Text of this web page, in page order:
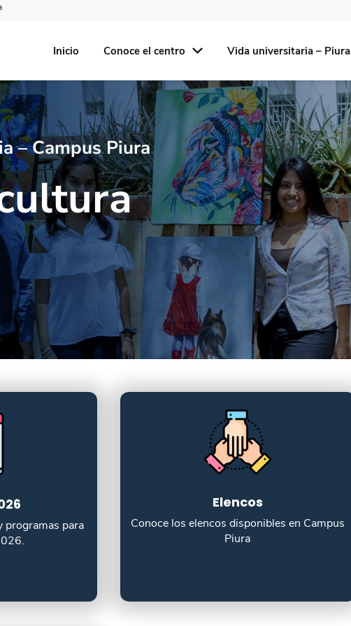
Inicio Conoce el centro Vida universitaria – Piura
– Campus Piura
programas para
Elencos
Conoce los elencos disponibles en Campus
Piura